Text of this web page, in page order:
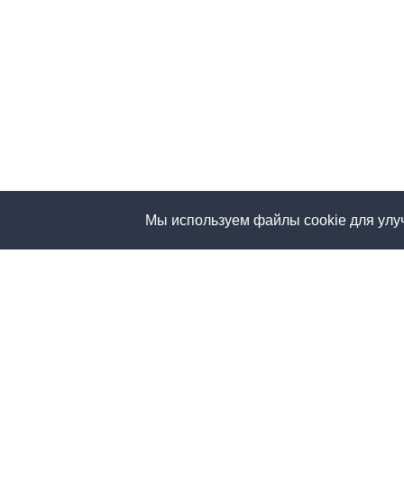
Мы используем файлы cookie для